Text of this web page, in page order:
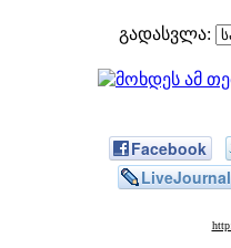
გადასვლა:
Facebook
LiveJournal